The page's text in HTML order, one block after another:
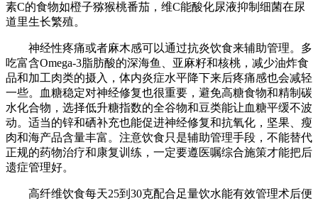
素C的食物如橙子猕猴桃番茄，维C能酸化尿液抑制细菌在尿
道里生长繁殖。
神经性疼痛或者麻木感可以通过抗炎饮食来辅助管理。多
吃富含Omega-3脂肪酸的深海鱼、亚麻籽和核桃，减少油炸食
品和加工肉类的摄入，体内炎症水平降下来后疼痛感也会减轻
一些。血糖稳定对神经修复也很重要，避免高糖食物和精制碳
水化合物，选择低升糖指数的全谷物和豆类能让血糖平缓不波
动。适当的锌和硒补充也能促进神经修复和抗氧化，坚果、瘦
肉和海产品含量丰富。注意饮食只是辅助管理手段，不能替代
正规的药物治疗和康复训练，一定要遵医嘱综合施策才能把后
遗症管理好。
高纤维饮食每天25到30克配合足量饮水能有效管理术后便